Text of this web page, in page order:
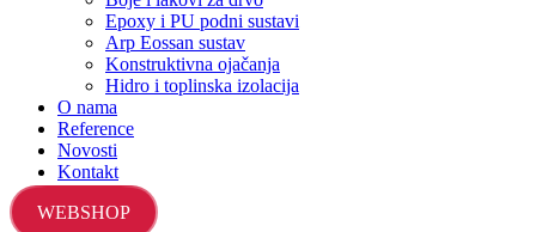
Epoxy i PU podni sustavi
Arp Eossan sustav
Konstruktivna ojačanja
Hidro i toplinska izolacija
O nama
Reference
Novosti
Kontakt
WEBSHOP